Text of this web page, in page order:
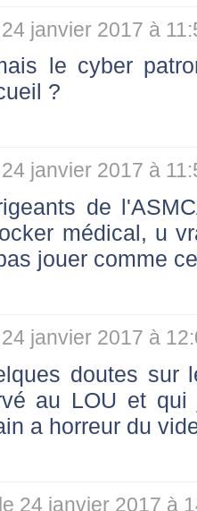
janvier 2017 à
le cyber
?
24 janvier 2017 à
de
médical, u
jouer comme
24 janvier 2017 à
doutes sur
au LOU et
a horreur du
le 24 janvier 2017 à